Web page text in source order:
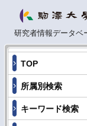
研究者情報データベ
TOP
所属別検索
キーワード検索